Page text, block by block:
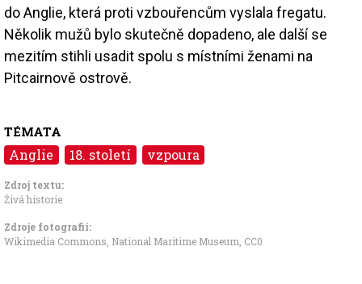
do Anglie, která proti vzbouřencům vyslala fregatu.
Několik mužů bylo skutečně dopadeno, ale další se
mezitím stihli usadit spolu s místními ženami na
Pitcairnově ostrově.
TÉMATA
Anglie 18. století vzpoura
Zdroj textu:
Živá historie
Zdroje fotografii:
Wikimedia Commons, National Maritime Museum CC0